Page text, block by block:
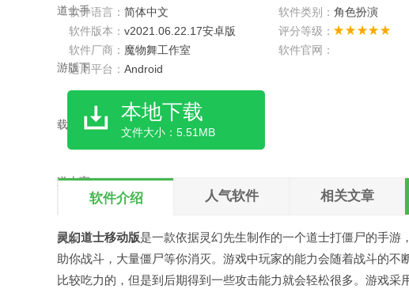
软件语言： 简体中文 软件类别： 角色扮演
软件版本： v2021.06.22.17安卓版
评分等级：
软件厂商： 魔物舞工作室
软件官网：
适用平台： Android
本地下载
文件大小：5.51MB
软件介绍 人气软件 相关文章
灵幻道士移动版是一款依据灵幻先生制作的一个道士打僵尸的手
助你战斗，大量僵尸等你消灭。游戏中玩家的能力会随着战斗的
比较吃力的，但是到后期得到一些攻击能力就会轻松很多。游戏